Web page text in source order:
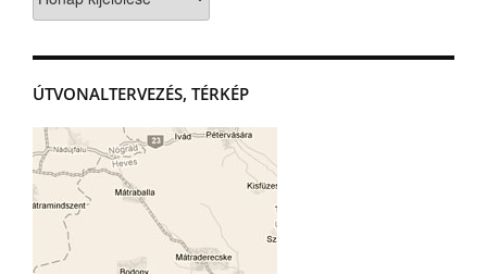
ÚTVONALTERVEZÉS, TÉRKÉP